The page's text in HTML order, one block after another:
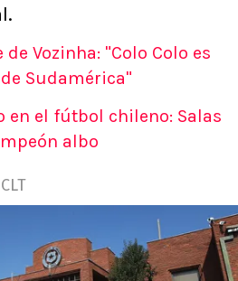
Vozinha: "Colo Colo es
Sudamérica"
en el fútbol chileno: Salas
albo